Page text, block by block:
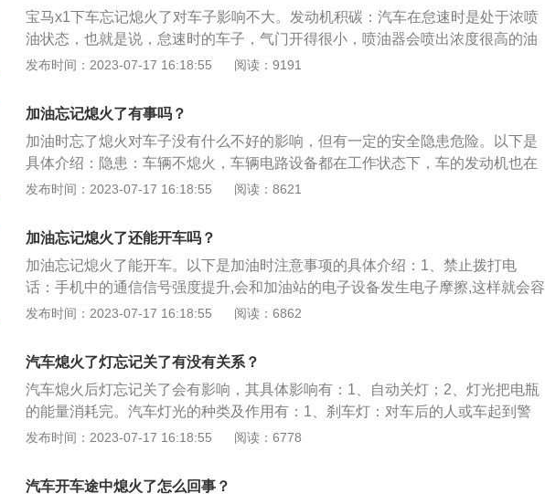
发动中加油是非常危险的。5.不能在加油站拨打手机，手机的无线电信号，会导
致燃油爆炸，后果不堪设想。
宝马x1下车忘记熄火了对车子影响不大。发动机积碳：汽车在怠速时是处于浓喷
油状态，也就是说，怠速时的车子，气门开得很小，喷油器会喷出浓度很高的油
来保证发动机运转，因此怠速本身是要比车子跑起来或者跑高速要更容易导致积
怠速对如今的车子来说，影响最大的反倒是车上的电子系统。现在的车子都有很
在汽车正常运行的时候，这些电子系统全部都处于正常工作状态。
发布时间：2023-07-17 16:18:55 阅读：9191
加油忘记熄火了有事吗？
加油时忘了熄火对车子没有什么不好的影响，但有一定的安全隐患危险。以下是
具体介绍：隐患：车辆不熄火，车辆电路设备都在工作状态下，车的发动机也在
高温运转，如果电路有漏电很可能会打火引发火灾发生爆炸，所以在给汽车加油
事项：进入加油站加油时一定记得将发动机熄火，还要避免明火，保障安全。
发布时间：2023-07-17 16:18:55 阅读：8621
加油忘记熄火了还能开车吗？
加油忘记熄火了能开车。以下是加油时注意事项的具体介绍：1、禁止拨打电
话：手机中的通信信号强度提升,会和加油站的电子设备发生电子摩擦,这样就会容
易引燃燃油。2、禁止烟火：燃油是一种极易被引燃的物质,稍有明火就会导致加
工具。3、加油的时候要熄火：加油的时候汽车要熄火,将汽车内的火焰熄灭,然后
发布时间：2023-07-17 16:18:55 阅读：6862
汽车熄火了灯忘记关了有没有关系？
汽车熄火后灯忘记关了会有影响，其具体影响有：1、自动关灯；2、灯光把电瓶
的能量消耗完。汽车灯光的种类及作用有：1、刹车灯：对车后的人或车起到警
示；2、转向灯：提示前后左右的车辆和行人注意；3、牌照灯：用于夜间照亮汽
6、雾灯：在雾中的穿透力强，容易让车辆和行人注意到；7、行车灯：引起其它
发布时间：2023-07-17 16:18:55 阅读：6778
汽车开车途中熄火了怎么回事？